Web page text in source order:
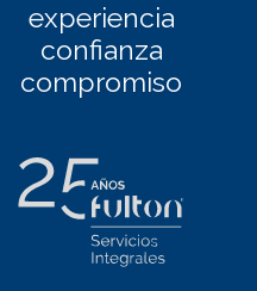
experiencia
confianza
compromiso